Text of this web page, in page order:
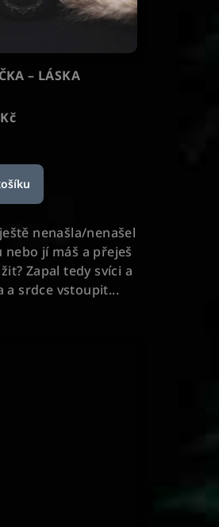
– LÁSKA
nenašla/nenašel
jí máš a přeješ
Zapal tedy svíci a
a srdce vstoupit...